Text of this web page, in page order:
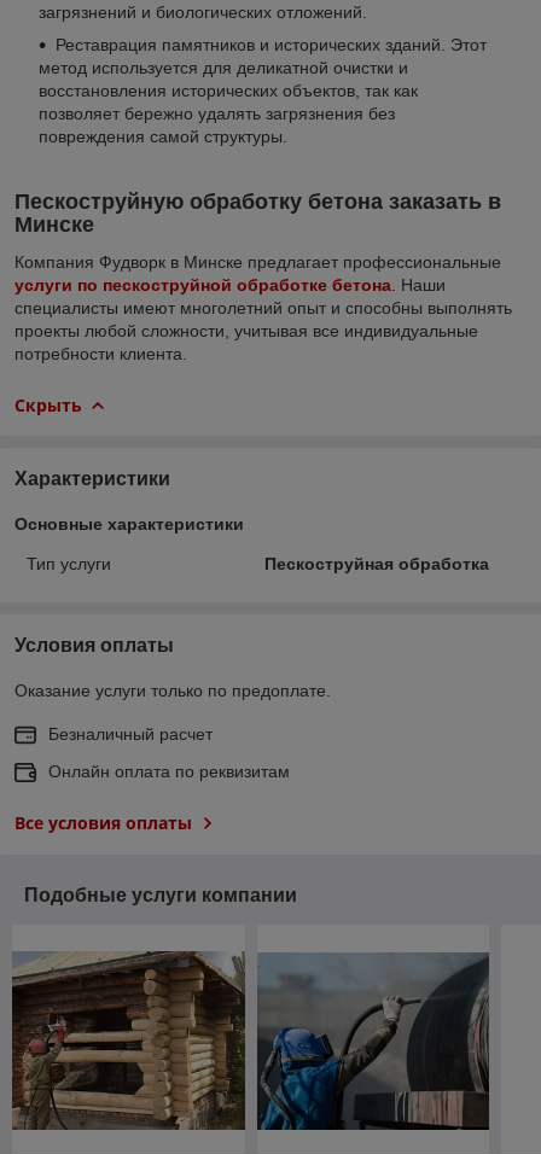
загрязнений и биологических отложений.
Реставрация памятников и исторических зданий. Этот
метод используется для деликатной очистки и
восстановления исторических объектов, так как
позволяет бережно удалять загрязнения без
повреждения самой структуры.
Пескоструйную обработку бетона заказать в
Минске
Компания Фудворк в Минске предлагает профессиональные
услуги по пескоструйной обработке бетона . Наши
специалисты имеют многолетний опыт и способны выполнять
проекты любой сложности, учитывая все индивидуальные
потребности клиента.
Скрыть
Характеристики
Основные характеристики
Тип услуги Пескоструйная обработка
Условия оплаты
Оказание услуги только по предоплате.
Безналичный расчет
Онлайн оплата по реквизитам
Все условия оплаты
Подобные услуги компании